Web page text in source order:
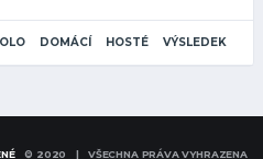
DOMÁCÍ HOSTÉ VÝSLEDEK
© 2020 | VŠECHNA PRÁVA VYHRAZENA